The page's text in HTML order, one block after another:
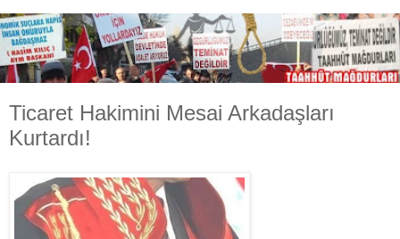
Ticaret Hakimini Mesai Arkadaşları
Kurtardı!